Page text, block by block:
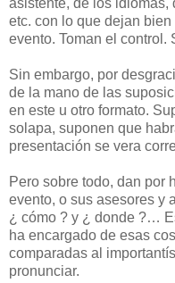
etc. con lo que dejan
evento. Toman el control.
Sin embargo, por
de la mano de las
en este u otro formato.
solapa, suponen que
presentación se vera
Pero sobre todo, dan por
evento, o sus asesores y
¿ cómo ? y ¿ donde ?…
ha encargado de esas
comparadas al
pronunciar.